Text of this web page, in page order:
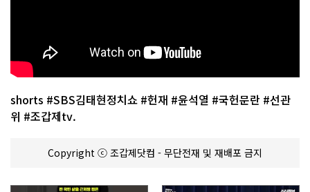
shorts #SBS김태현정치쇼 #헌재 #윤석열 #국헌문란 #선관
위 #조갑제tv.
Copyright ⓒ 조갑제닷컴 - 무단전재 및 재배포 금지